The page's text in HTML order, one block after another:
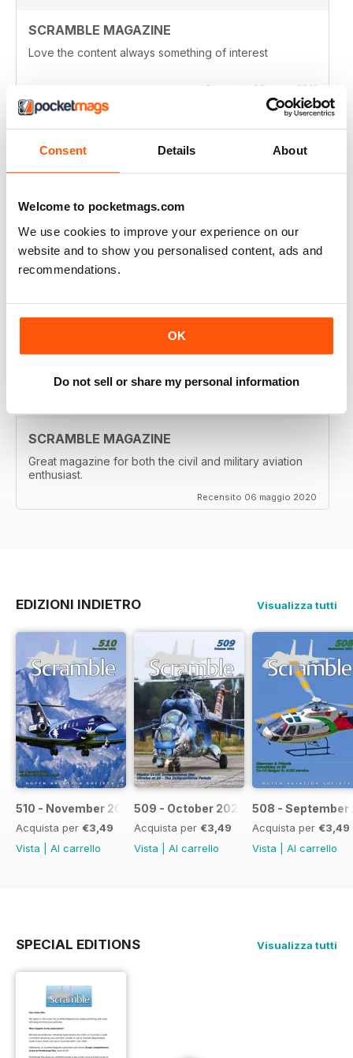
Consent Details About
Welcome to pocketmags.com
We use cookies to improve your experience on our
website and to show you personalised content, ads and
recommendations.
OK
Do not sell or share my personal information
SCRAMBLE MAGAZINE
Love the content always something of interest
Recensito 09 marzo 2021
Very complete and detailed information. Excellent
Recensito 10 maggio 2020
SCRAMBLE MAGAZINE
Great magazine for both the civil and military aviation
enthusiast.
Recensito 06 maggio 2020
EDIZIONI INDIETRO Visualizza tutti
510 - November 2021
Acquista per €3,49
Vista
Al carrello
509 - October 2021
Acquista per €3,49
Vista
Al carrello
508 - September
Acquista per €3,49
Vista
Al carrello
SPECIAL EDITIONS Visualizza tutti